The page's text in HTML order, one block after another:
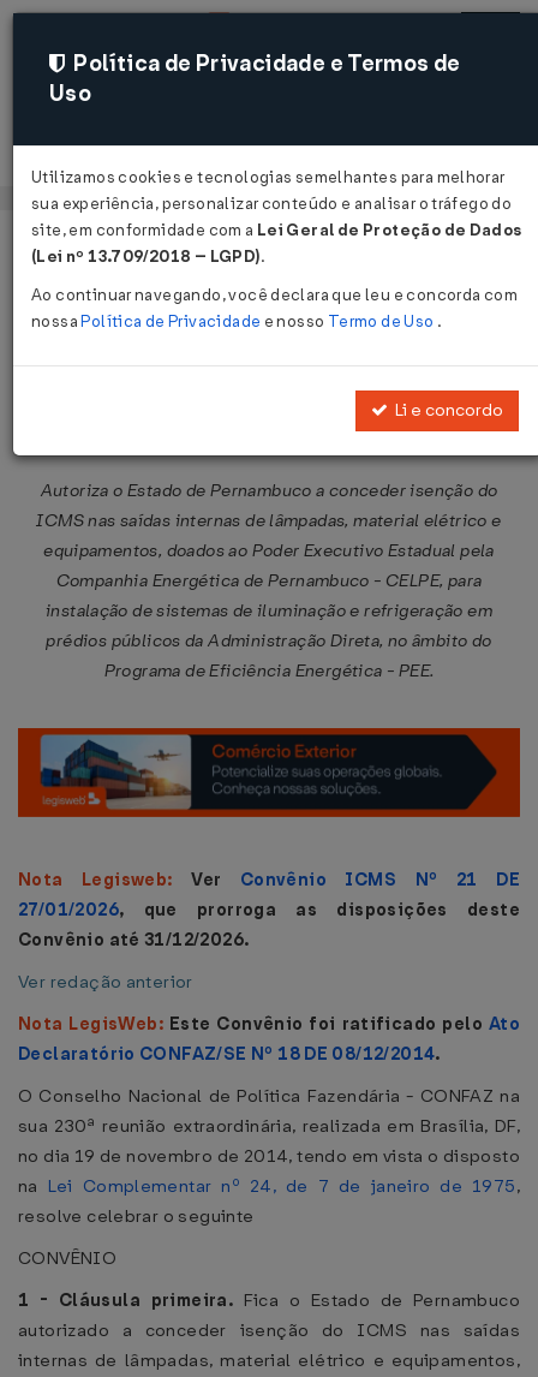
Acessar
Página Inicial Legislações
Convênio ICMS Nº 112 DE
Autoriza o Estado de Pernambuco a conceder isenção do
ICMS nas saídas internas de lâmpadas, material elétrico e
equipamentos, doados ao Poder Executivo Estadual pela
Companhia Energética de Pernambuco - CELPE, para
instalação de sistemas de iluminação e refrigeração em
prédios públicos da Administração Direta, no âmbito do
Programa de Eficiência Energética - PEE.
Nota Legisweb:Ver Convênio ICMS Nº 21 DE
27/01/2026, que prorroga as disposições deste
Convênio até 31/12/2026.
Ver redação anterior
Nota LegisWeb: Este Convênio foi ratificado pelo Ato
Declaratório CONFAZ/SE Nº 18 DE 08/12/2014.
O Conselho Nacional de Política Fazendária - CONFAZ na
sua 230ª reunião extraordinária, realizada em Brasília, DF,
no dia 19 de novembro de 2014, tendo em vista o disposto
na Lei Complementar nº 24, de 7 de janeiro de 1975,
resolve celebrar o seguinte
CONVÊNIO
1 - Cláusula primeira. Fica o Estado de Pernambuco
autorizado a conceder isenção do ICMS nas saídas
internas de lâmpadas, material elétrico e equipamentos,
Política de Privacidade e Termos de
Uso
Utilizamos cookies e tecnologias semelhantes para melhorar
sua experiência, personalizar conteúdo e analisar o tráfego do
site, em conformidade com a Lei Geral de Proteção de Dados
(Lei nº 13.709/2018 – LGPD).
Ao continuar navegando, você declara que leu e concorda com
nossaPolítica de Privacidade e nosso Termo de Uso .
Li e concordo